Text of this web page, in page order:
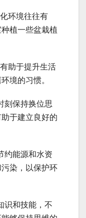
环境往往有
植一些盆栽植
助于提升生活
境的习惯。
刻保持换位思
于建立良好的
约能源和水资
染，以保护环
识和技能，不